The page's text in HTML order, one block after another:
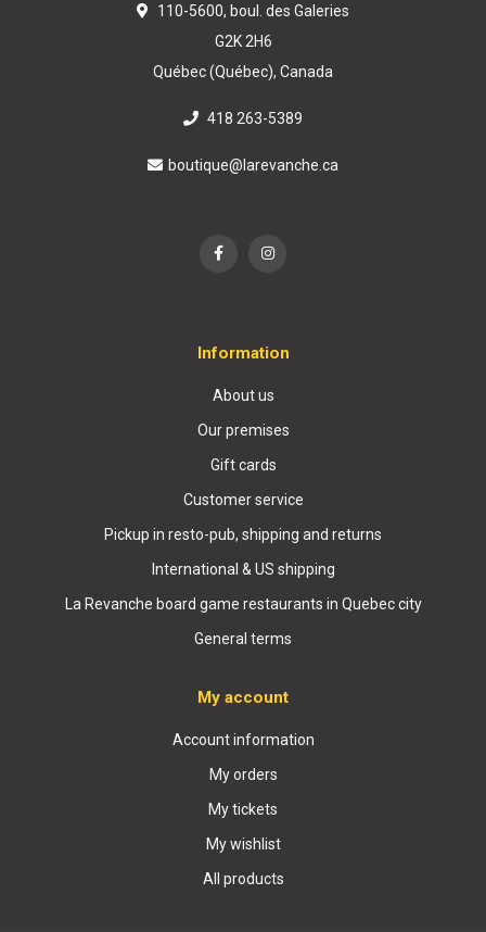
110-5600, boul. des Galeries
G2K 2H6
Québec (Québec), Canada
418 263-5389
boutique@larevanche.ca
Information
About us
Our premises
Gift cards
Customer service
Pickup in resto-pub, shipping and returns
International & US shipping
La Revanche board game restaurants in Quebec city
General terms
My account
Account information
My orders
My tickets
My wishlist
All products